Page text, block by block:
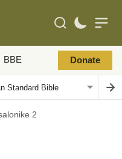
BBE Donate
2